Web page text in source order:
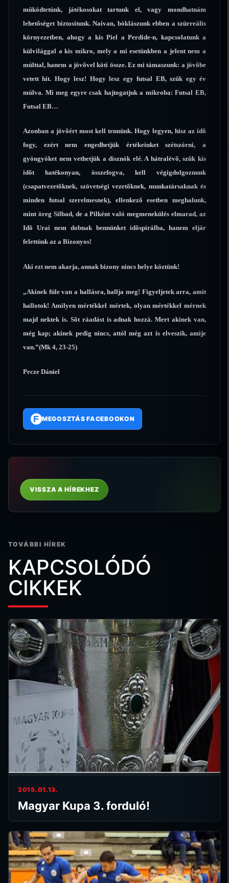
mûködtetünk, játékosokat tartunk el, vagy mondhatnám
lehetõséget biztosítunk. Naivan, bóklászunk ebben a szürreális
környezetben, ahogy a kis Piel a Perdide-n, kapcsolatunk a
külvilággal a kis mikro, mely a mi esetünkben a jelent nem a
múlttal, hanem a jövõvel köti össze. Ez mi támaszunk: a jövõbe
vetett hit. Hogy lesz! Hogy lesz egy futsal EB, szûk egy év
múlva. Mi meg egyre csak hajtogatjuk a mikroba: Futsal EB,
Futsal EB…
Azonban a jövõért most kell tennünk. Hogy legyen, hisz az idõ
fogy, ezért nem engedhetjük értékeinket szétszórni, a
gyöngyöket nem vethetjük a disznók elé. A hátralévõ, szûk kis
idõt hatékonyan, összefogva, kell végigdolgoznunk
(csapatvezetõknek, szövetségi vezetõknek, munkatársaknak és
minden futsal szerelmesnek), ellenkezõ esetben meghalunk,
mint öreg Silbad, de a Pilként való megmenekülés elmarad, az
Idõ Urai nem dobnak bennünket idõspirálba, hanem eljár
felettünk az a Bizonyos!
Aki ezt nem akarja, annak bizony nincs helye köztünk!
„Akinek füle van a hallásra, hallja meg! Figyeljetek arra, amit
hallotok! Amilyen mértékkel mértek, olyan mértékkel mérnek
majd nektek is. Sõt ráadást is adnak hozzá. Mert akinek van,
még kap; akinek pedig nincs, attól még azt is elveszik, amije
van.”(Mk 4, 23-25)
Pecze Dániel
F MEGOSZTÁS FACEBOOKON
VISSZA A HÍREKHEZ
TOVÁBBI HÍREK
KAPCSOLÓDÓ
CIKKEK
2015.01.13.
Magyar Kupa 3. forduló!